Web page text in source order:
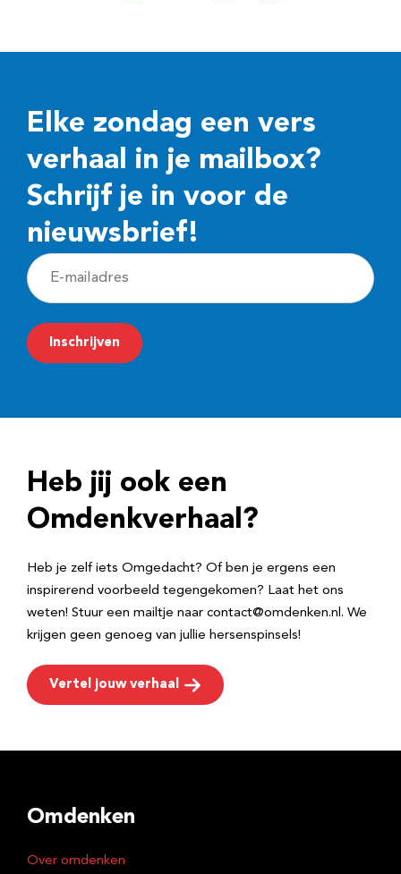
Elke zondag een vers
verhaal in je mailbox?
Schrijf je in voor de
nieuwsbrief!
E
-
m
a
r
e
Inschrijven
Heb jij ook een
Omdenkverhaal?
Heb je zelf iets Omgedacht? Of ben je ergens een
inspirerend voorbeeld tegengekomen? Laat het ons
weten! Stuur een mailtje naar contact@omdenken.nl. We
krijgen geen genoeg van jullie hersenspinsels!
Vertel jouw verhaal
Omdenken
Over omdenken